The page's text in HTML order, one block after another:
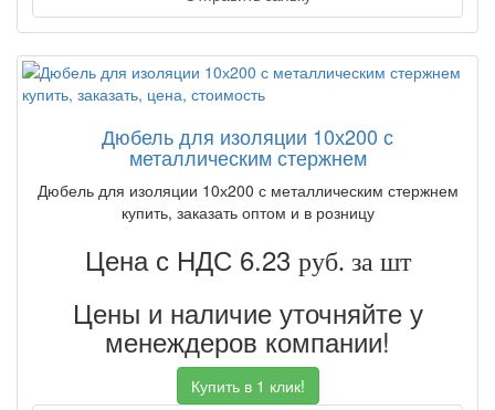
Дюбель для изоляции 10х200 с
металлическим стержнем
Дюбель для изоляции 10х200 с металлическим стержнем
купить, заказать оптом и в розницу
Цена с НДС 6.23 руб. за шт
Цены и наличие уточняйте у
менеждеров компании!
Купить в 1 клик!